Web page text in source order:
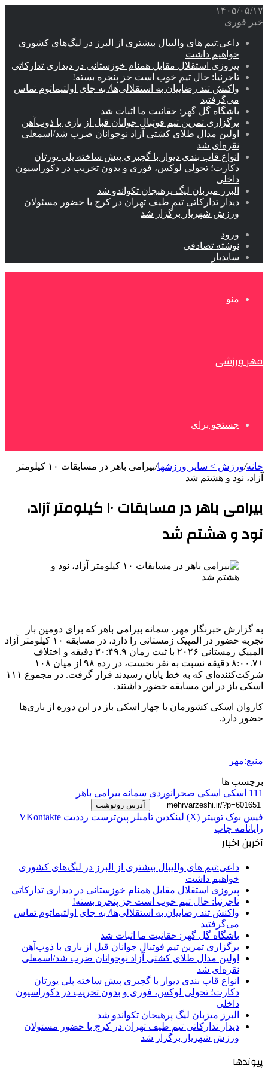
۱۴۰۵/۰۵/۱۷
خبر فوری
داعی:تیم های والیبال بیشتری از البرز در لیگ‌های کشوری
خواهیم داشت
پیروزی استقلال مقابل همنام خوزستانی در دیداری تدارکاتی
تاجرنیا: حال تیم خوب است جز پنجره بسته!
واکنش تند رضاییان به استقلالی‌ها/ به جای اولتیماتوم تماس
می‌گرفتید
باشگاه گل گهر: حقانیت ما اثبات شد
برگزاری تمرین تیم فوتبال جوانان قبل از بازی با ذوب‌آهن
اولین مدال طلای کشتی آزاد نوجوانان ضرب شد/اسمعلی
نقره‌ای شد
انواع قاب بندی دیوار با گچبری پیش ساخته پلی یورتان
دکارت؛ تحولی لوکس، فوری و بدون تخریب در دکوراسیون
داخلی
البرز میزبان لیگ پرهیجان تکواندو شد
دیدار تدارکاتی تیم طیف تهران در کرج با حضور مسئولان
ورزش شهریار برگزار شد
ورود
نوشته تصادفی
سایدبار
منو
مهر ورزشی
جستجو برای
خانه/ورزش > سایر ورزشها/
بیرامی باهر در مسابقات ۱۰ کیلومتر
آزاد، نود و هشتم شد
بیرامی باهر در مسابقات ۱۰ کیلومتر آزاد،
نود و هشتم شد
به گزارش خبرنگار مهر، سمانه بیرامی باهر که برای دومین بار
تجربه حضور در المپیک زمستانی را دارد، در مسابقه ۱۰ کیلومتر آزاد
المپیک زمستانی ۲۰۲۶ با ثبت زمان ۳۰:۴۹.۹ دقیقه و اختلاف
+۸:۰۰.۷ دقیقه نسبت به نفر نخست، در رده ۹۸ از میان ۱۰۸
شرکت‌کننده‌ای که به خط پایان رسیدند قرار گرفت. در مجموع ۱۱۱
اسکی باز در این مسابقه حضور داشتند.
کاروان اسکی کشورمان با چهار اسکی باز در این دوره از بازی‌ها
حضور دارد.
منبع:مهر
برچسب ها
111 اسکی
اسکی صحرانوردی سمانه بیرامی باهر
آدرس رونوشت
فیس بوک توییتر (X) لینکدین ‫تامبلر ‫پین‌ترست ‫رددیت ‫VKontakte
رایانامه چاپ
آخرین اخبار
داعی:تیم های والیبال بیشتری از البرز در لیگ‌های کشوری
خواهیم داشت
پیروزی استقلال مقابل همنام خوزستانی در دیداری تدارکاتی
تاجرنیا: حال تیم خوب است جز پنجره بسته!
واکنش تند رضاییان به استقلالی‌ها/ به جای اولتیماتوم تماس
می‌گرفتید
باشگاه گل گهر: حقانیت ما اثبات شد
برگزاری تمرین تیم فوتبال جوانان قبل از بازی با ذوب‌آهن
اولین مدال طلای کشتی آزاد نوجوانان ضرب شد/اسمعلی
نقره‌ای شد
انواع قاب بندی دیوار با گچبری پیش ساخته پلی یورتان
دکارت؛ تحولی لوکس، فوری و بدون تخریب در دکوراسیون
داخلی
البرز میزبان لیگ پرهیجان تکواندو شد
دیدار تدارکاتی تیم طیف تهران در کرج با حضور مسئولان
ورزش شهریار برگزار شد
پیوندها